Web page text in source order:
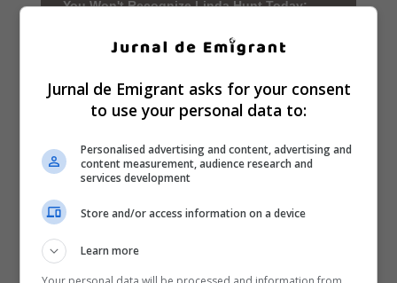
Jurnal de Emigrant asks for your consent
to use your personal data to:
Personalised advertising and content, advertising and
content measurement, audience research and
services development
Store and/or access information on a device
Learn more